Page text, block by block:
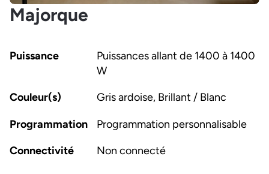
Majorque
Puissance
Puissances allant de 1400 à 1400
W
Couleur(s) Gris ardoise, Brillant / Blanc
Programmation Programmation personnalisable
Connectivité Non connecté